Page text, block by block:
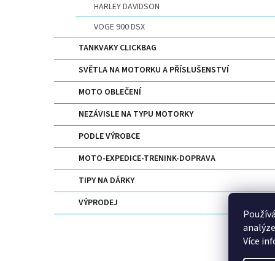
Více
HARLEY DAVIDSON
VOGE 900 DSX
TANKVAKY CLICKBAG
SVĚTLA NA MOTORKU A PŘÍSLUŠENSTVÍ
MOTO OBLEČENÍ
NEZÁVISLE NA TYPU MOTORKY
PODLE VÝROBCE
MOTO-EXPEDICE-TRENINK-DOPRAVA
TIPY NA DÁRKY
VÝPRODEJ